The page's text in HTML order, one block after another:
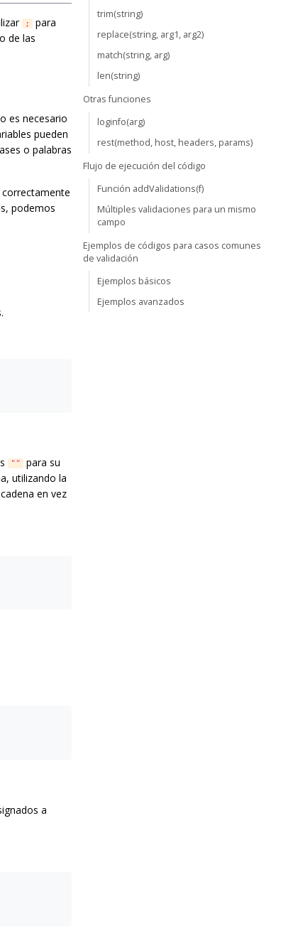
;
para
de las
es necesario
pueden
o palabras
correctamente
podemos
""
para su
utilizando la
en vez
a
trim(string)
replace(string, arg1, arg2)
match(string, arg)
len(string)
Otras funciones
loginfo(arg)
rest(method, host, headers, params)
Flujo de ejecución del código
Función addValidations(f)
Múltiples validaciones para un mismo
campo
Ejemplos de códigos para casos comunes
de validación
Ejemplos básicos
Ejemplos avanzados